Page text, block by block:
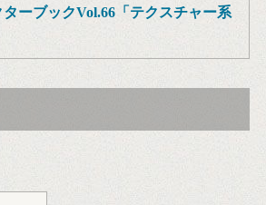
ターブックVol.66「テクスチャー系